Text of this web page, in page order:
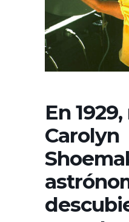
En
Carolyn